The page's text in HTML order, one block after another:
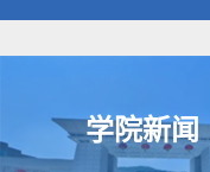
学院新闻